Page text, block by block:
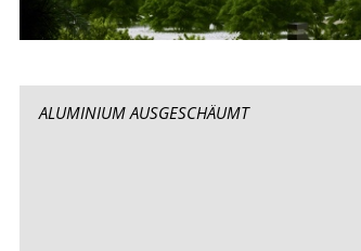
ALUMINIUM AUSGESCHÄUMT